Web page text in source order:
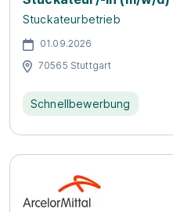
Stuckateurbetrieb
01.09.2026
70565 Stuttgart
Schnellbewerbung